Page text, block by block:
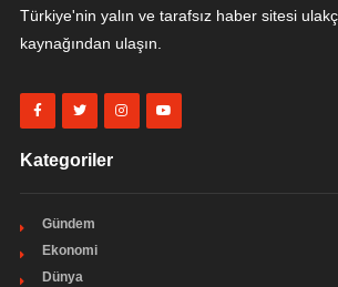
Türkiye'nin yalın ve tarafsız haber sitesi
kaynağından ulaşın.
Kategoriler
Gündem
Ekonomi
Dünya